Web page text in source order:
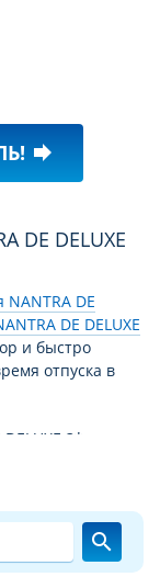
forward
DE
DE DELUXE
и быстро
отпуска в
3*
этому не
цены –
DE DELUXE 3*
search